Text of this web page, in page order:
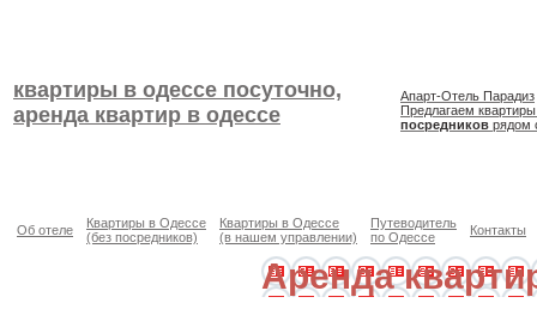
квартиры в одессе посуточно,
аренда квартир в одессе
Апарт-Отель Парадиз
Предлагаем
посредников рядом
Об отеле
Квартиры в Одессе
(без посредников)
Квартиры в Одессе
(в нашем управлении)
Путеводитель
по Одессе
Контакты
Аренда